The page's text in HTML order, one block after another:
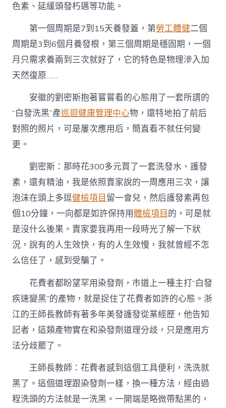
色素、延緩頭發朽邁等功能。
第一個周期是7到15天養發蓋，第勞工體健二個
周期是3到6個月養發根，第三個周期是穩固期，一個
月只需求養兩到三次就好了，它的特色是物理滲入加
天然復原……
安徽的劉密斯抱著嘗嘗看的心態用了一套所謂的
“白發洗黑”產巡迴健康管理中心物，還特地拍了前后
對照的照片，可是屢次應用后，簡直看不就任何變
更。
劉密斯：那時花300多元買了一套洗發水、護發
素，還有精油，我是依照賣家說的一周應用三次，讓
泡沫在頭上多逗健檢項目 留一會兒，然后護發素再包
個10分鐘，一向都是如許保持用體檢項目 的，可是就
是沒什么後果。賣家要我再用一段時光了解一下狀
況，說有的人生效快，有的人生效慢，我就曾經不怎
么信任了，感到受騙了。
花費者都盼望罕用染發劑，市道上一種主打“白發
疾速變黑”的產物，就是捉住了花費者如許的心態。浙
江的王師長教師有著多年美發護發從業經歷，他告知
記者，這類產物實在和染發劑道理分歧，只是應用方
法分歧罷了。
王師長教師：花費者感到這個工具便利，洗洗就
黑了。這個道理跟染發劑一樣，換一種方法，經由過
程洗頭的方法就是一洗黑。一開端是略微帶點黑的，